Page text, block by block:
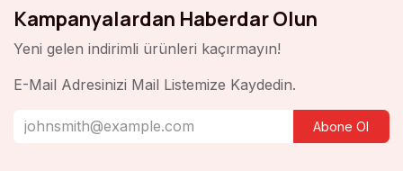
Kampanyalardan Haberdar Olun
Yeni gelen indirimli ürünleri kaçırmayın!
E-Mail Adresinizi Mail Listemize Kaydedin.
Abone Ol